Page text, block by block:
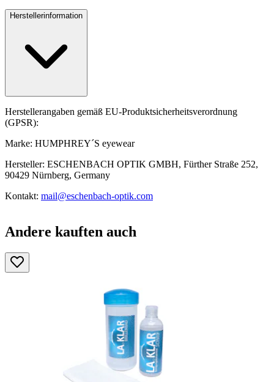
Herstellerinformation
Herstellerangaben gemäß EU-Produktsicherheitsverordnung
(GPSR):
Marke: HUMPHREY´S eyewear
Hersteller: ESCHENBACH OPTIK GMBH, Fürther Straße 252,
90429 Nürnberg, Germany
Kontakt: mail@eschenbach-optik.com
Andere kauften auch